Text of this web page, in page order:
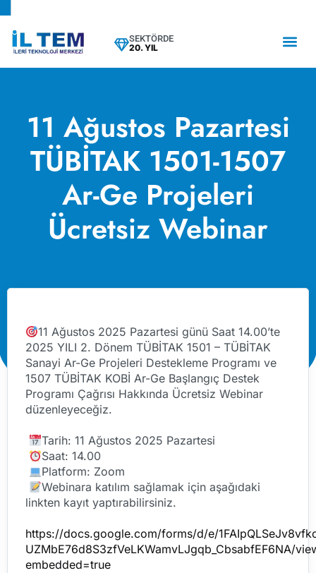
SEKTÖRDE
20. YIL
11 Ağustos Pazartesi
TÜBİTAK 1501-1507
Ar-Ge Projeleri
Ücretsiz Webinar
11 Ağustos 2025 Pazartesi günü Saat 14.00’te
2025 YILI 2. Dönem TÜBİTAK 1501 – TÜBİTAK
Sanayi Ar-Ge Projeleri Destekleme Programı ve
1507 TÜBİTAK KOBİ Ar-Ge Başlangıç Destek
Programı Çağrısı Hakkında Ücretsiz Webinar
düzenleyeceğiz.
Tarih: 11 Ağustos 2025 Pazartesi
Saat: 14.00
Platform: Zoom
Webinara katılım sağlamak için aşağıdaki
linkten kayıt yaptırabilirsiniz.
https://docs.google.com/forms/d/e/
UZMbE76d8S3zfVeLKWamvLJgqb_CbsabfEF6NA/
embedded=true